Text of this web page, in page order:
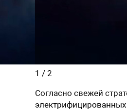
1 / 2
Согласно свежей